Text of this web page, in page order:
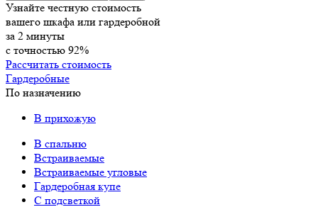
Узнайте честную стоимость
вашего шкафа или гардеробной
за 2 минуты
с точностью 92%
Рассчитать стоимость
Гардеробные
По назначению
В прихожую
В спальню
Встраиваемые
Встраиваемые угловые
Гардеробная купе
С подсветкой